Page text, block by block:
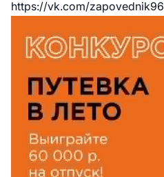
https://vk.com/zapovednik96